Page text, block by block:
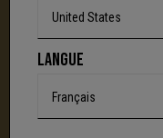
UNE
C'est la fin d'une
définitivement.
United States
LANGUE
Français